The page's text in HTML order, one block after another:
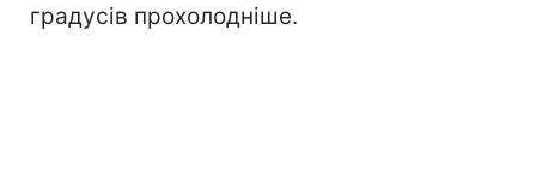
градусів прохолодніше.